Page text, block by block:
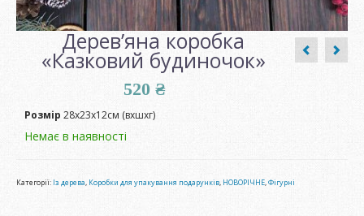
Дерев’яна коробка
«Казковий будиночок»
520₴
Розмір 28х23х12см (вхшхг)
Немає в наявності
Категорії: Із дерева, Коробки для упакування подарунків, НОВОРІЧНЕ,Фігурні